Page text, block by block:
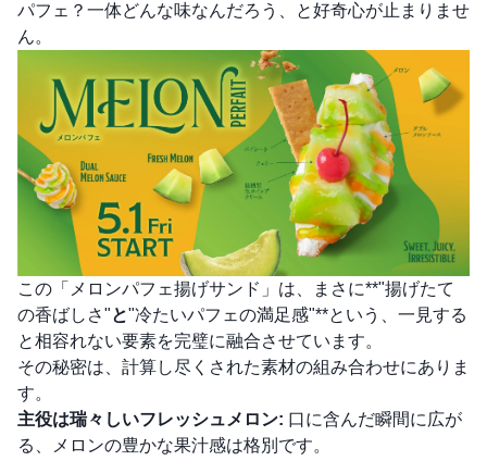
パフェ？一体どんな味なんだろう、と好奇心が止まりませ
ん。
この「メロンパフェ揚げサンド」は、まさに**"揚げたて
の香ばしさ"と"冷たいパフェの満足感"**という、一見する
と相容れない要素を完璧に融合させています。
その秘密は、計算し尽くされた素材の組み合わせにありま
す。
主役は瑞々しいフレッシュメロン: 口に含んだ瞬間に広が
る、メロンの豊かな果汁感は格別です。